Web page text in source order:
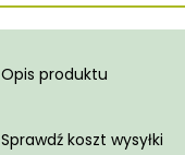
Sprawdź koszt wysyłki
Opis produktu